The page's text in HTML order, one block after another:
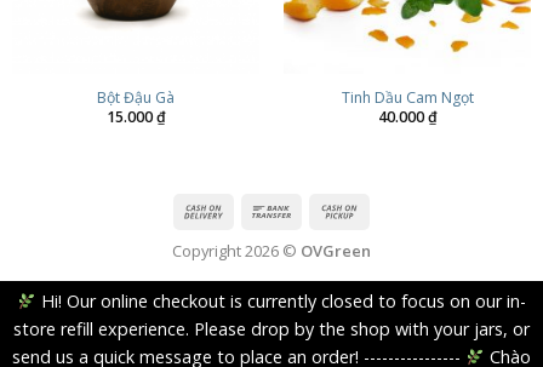
Bột Đậu Gà
15.000₫
Tinh Dầu Cam Ngọt
40.000₫
Copyright 2026 © OVGreen
Hi! Our online checkout is currently closed to focus on our in-
store refill experience. Please drop by the shop with your jars, or
send us a quick message to place an order! ----------------
Chào